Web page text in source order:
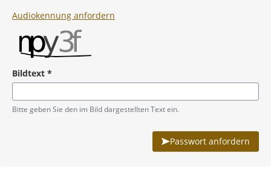
Audiokennung anfordern
Bildtext *
Pflichtangabe
Bitte geben Sie den im Bild dargestellten Text ein.
Passwort anfordern